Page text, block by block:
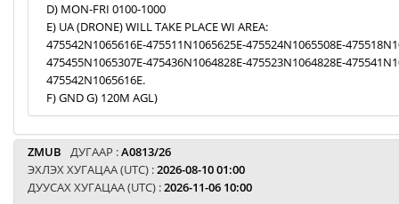
D) MON-FRI 0100-1000
E) UA (DRONE) WILL TAKE PLACE WI AREA:
475542N1065616E-475511N1065625E-475524N1065508E-
475455N1065307E-475436N1064828E-475523N1064828E-
475542N1065616E.
F) GND G) 120M AGL)
ZMUB ДУГААР :A0813/26
ЭХЛЭХ ХУГАЦАА (UTC) :2026-08-10 01:00
ДУУСАХ ХУГАЦАА (UTC) :2026-11-06 10:00